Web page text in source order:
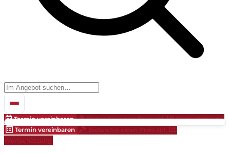
Termin vereinbaren Bieten Sie einen Preis an!
Wertschätzung
Termin vereinbaren
Bieten Sie einen Preis an!
Wertschätzung